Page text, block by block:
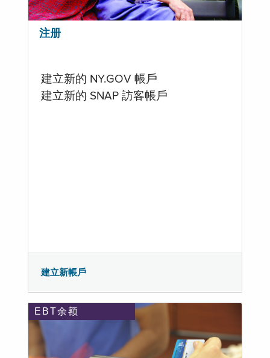
注册
建立新的 NY.GOV 帳戶
建立新的 SNAP 訪客帳戶
建立新帳戶
EBT余额